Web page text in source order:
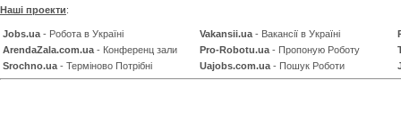
Наші проекти:
Jobs.ua - Робота в Україні Vakansii.ua - Вакансії в Україні
ArendaZala.com.ua - Конференц зали Pro-Robotu.ua - Пропоную Роботу
Srochno.ua - Терміново Потрібні Uajobs.com.ua - Пошук Роботи